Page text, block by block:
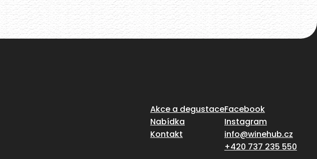
Akce a degustace
Nabídka
Kontakt
Facebook
Instagram
info@winehub.cz
+420 737 235 550